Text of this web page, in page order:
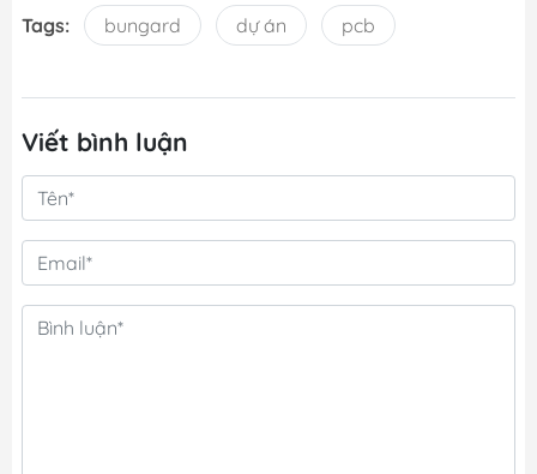
Tags: bungard dự án pcb
Viết bình luận